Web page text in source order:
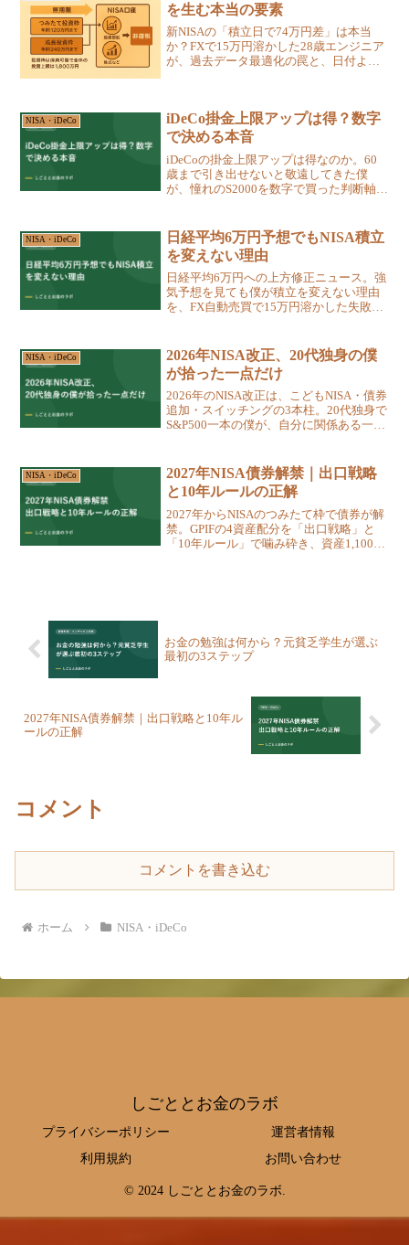
を生む本当の要素
新NISAの「積立日で74万円差」は本当
か？FXで15万円溶かした28歳エンジニア
が、過去データ最適化の罠と、日付より
NISA・iDeCo
iDeCo掛金上限アップは得？数字
で決める本音
iDeCoの掛金上限アップは得なのか。60
歳まで引き出せないと敬遠してきた僕
が、憧れのS2000を数字で買った判断軸で
回す考え方を正直に書きました。
NISA・iDeCo
日経平均6万円予想でもNISA積立
を変えない理由
日経平均6万円への上方修正ニュース。強
気予想を見ても僕が積立を変えない理由
を、FX自動売買で15万円溶かした失敗
NISA・iDeCo
2026年NISA改正、20代独身の僕
が拾った一点だけ
2026年のNISA改正は、こどもNISA・債券
追加・スイッチングの3本柱。20代独身で
S&P500一本の僕が、自分に関係ある一点
た。
NISA・iDeCo
2027年NISA債券解禁｜出口戦略
と10年ルールの正解
2027年からNISAのつみたて枠で債券が解
禁。GPIFの4資産配分を「出口戦略」と
「10年ルール」で噛み砕き、資産1,100万
お金の勉強は何から？元貧乏学生が選ぶ
最初の3ステップ
2027年NISA債券解禁｜出口戦略と10年ル
ールの正解
コメント
コメントを書き込む
ホーム NISA・iDeCo
しごととお金のラボ
プライバシーポリシー
運営者情報
利用規約
お問い合わせ
© 2024 しごととお金のラボ.